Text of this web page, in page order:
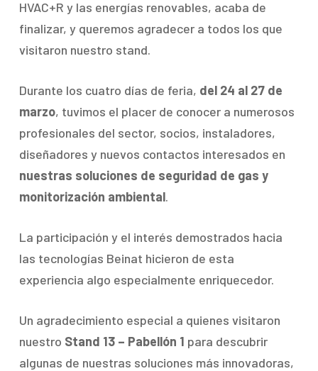
HVAC+R y las energías renovables, acaba de
finalizar, y queremos agradecer a todos los que
visitaron nuestro stand.
Durante los cuatro días de feria, del 24 al 27 de
marzo, tuvimos el placer de conocer a numerosos
profesionales del sector, socios, instaladores,
diseñadores y nuevos contactos interesados en
nuestras soluciones de seguridad de gas y
monitorización ambiental.
La participación y el interés demostrados hacia
las tecnologías Beinat hicieron de esta
experiencia algo especialmente enriquecedor.
Un agradecimiento especial a quienes visitaron
nuestro Stand 13 – Pabellón 1 para descubrir
algunas de nuestras soluciones más innovadoras,